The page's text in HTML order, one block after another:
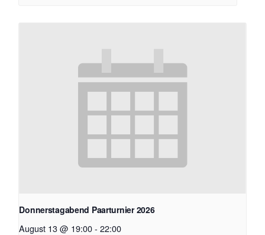
Donnerstagabend Paarturnier 2026
August 13 @ 19:00 - 22:00